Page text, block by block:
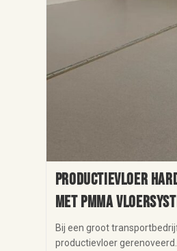
Productievloer
met PMMA
Bij een groot
productievloer